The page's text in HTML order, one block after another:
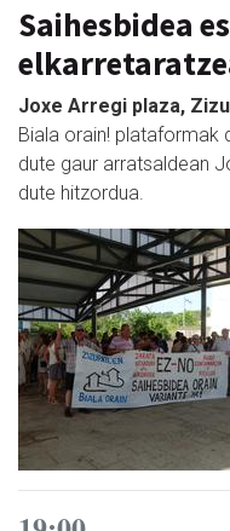
Saihesbidea
Joxe Arregi plaza,
Biala orain! plataformak
dute gaur arratsaldean
dute hitzordua.